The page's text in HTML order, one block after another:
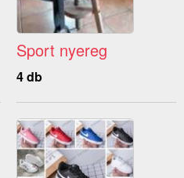
Sport nyereg
4 db